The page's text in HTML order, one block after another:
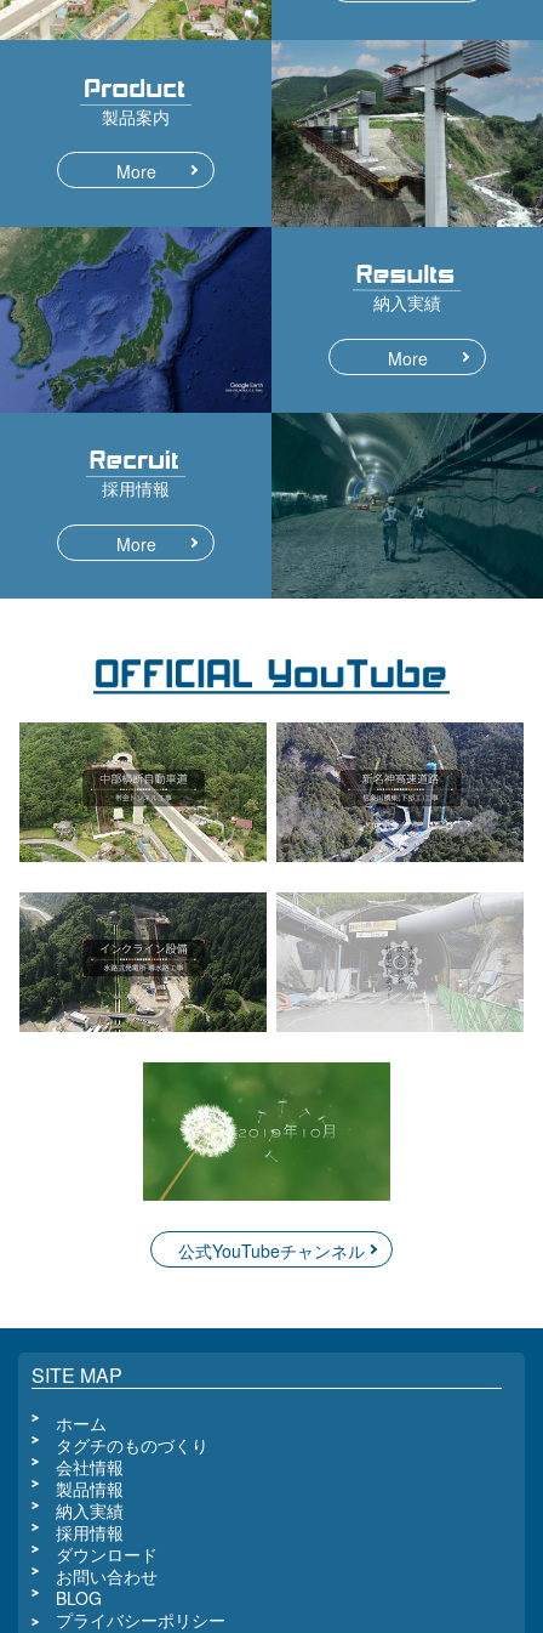
製品案内
More
納入実績
More
採用情報
More
公式YouTubeチャンネル
SITE MAP
ホーム
タグチのものづくり
会社情報
製品情報
納入実績
採用情報
ダウンロード
お問い合わせ
BLOG
プライバシーポリシー